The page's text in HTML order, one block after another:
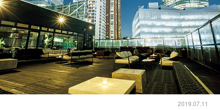
2019.07.11